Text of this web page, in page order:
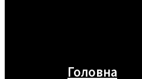
Головна